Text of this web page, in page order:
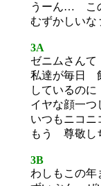
うーん… こ
むずかしい
3A
ゼニムさん
私達が毎日
しているのに
イヤな顔一つ
いつもニコニ
もう 尊敬し
3B
わしもこの年